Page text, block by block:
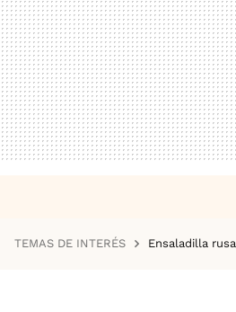
TEMAS DE INTERÉS Ensaladilla rusa